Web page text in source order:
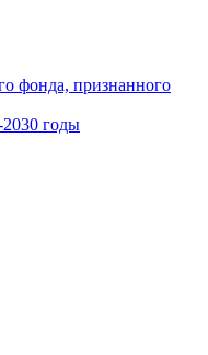
фонда, признанного
годы